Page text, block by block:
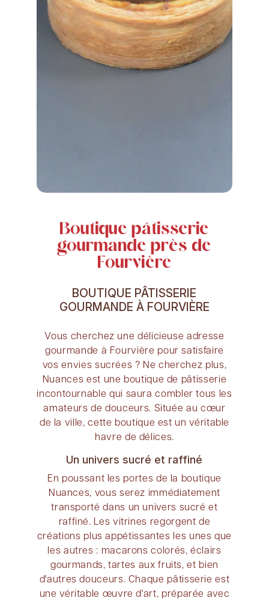
Boutique pâtisserie
gourmande près de
Fourvière
BOUTIQUE PÂTISSERIE
GOURMANDE À FOURVIÈRE
Vous cherchez une délicieuse adresse
gourmande à Fourvière pour satisfaire
vos envies sucrées ? Ne cherchez plus,
Nuances est une boutique de pâtisserie
incontournable qui saura combler tous les
amateurs de douceurs. Située au cœur
de la ville, cette boutique est un véritable
havre de délices.
Un univers sucré et raffiné
En poussant les portes de la boutique
Nuances, vous serez immédiatement
transporté dans un univers sucré et
raffiné. Les vitrines regorgent de
créations plus appétissantes les unes que
les autres : macarons colorés, éclairs
gourmands, tartes aux fruits, et bien
d'autres douceurs. Chaque pâtisserie est
une véritable œuvre d'art, préparée avec